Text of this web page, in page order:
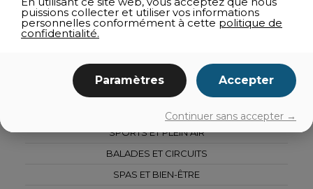
TOUS LES ATTRAITS
ACTIVITÉS HIVERNALES
ATTRAITS TOURISTIQUES
SPORTS ET PLEIN AIR
BALADES ET CIRCUITS
SPAS ET BIEN-ÊTRE
puissions collecter et utiliser vos informations
personnelles conformément à cette politique de
confidentialité.
Paramètres Accepter
Continuer sans accepter →